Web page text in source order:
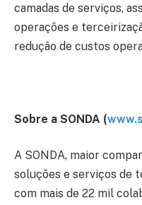
camadas de serviços,
operações e
redução de custos
Sobre a SONDA (
A SONDA, maior
soluções e serviços de
com mais de 22 mil